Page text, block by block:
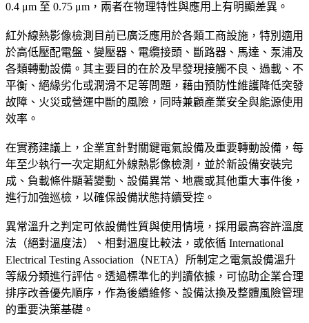
0.4 μm 至 0.75 μm，兩者在物理特性與應用上有明顯差異。
紅外線熱影像檢測目前已廣泛應用於各類工商設施，特別適用
於高低壓配電盤、變壓器、電纜接頭、斷路器、馬達、泵浦及
各類轉動設備。其主要目的在於及早發現接觸不良、過載、不
平衡、絕緣劣化或潤滑不足等問題，藉由預防性維護降低突發
故障、火災或營運中斷的風險，同時兼顧產業安全與能源使用
效率。
在實務建議上，企業宜針對關鍵電氣設備及重要轉動設備，每
年至少執行一次定期紅外線熱影像檢測，並於新設備安裝完
成、負載條件顯著變動、設備異常、地震或其他重大事件後，
進行加強巡檢，以確保設備狀態持續受控。
異常溫升之判定可依設備性質與使用情境，採用最高容許溫度
法（絕對溫度法）、相對溫度比較法，或依循 International
Electrical Testing Association（NETA）所制定之電氣設備溫升
等級分類進行評估。透過標準化的判讀依據，可協助企業合理
排序改善優先順序，作為後續維修、設備汰換及整體風險管理
的重要決策基礎。